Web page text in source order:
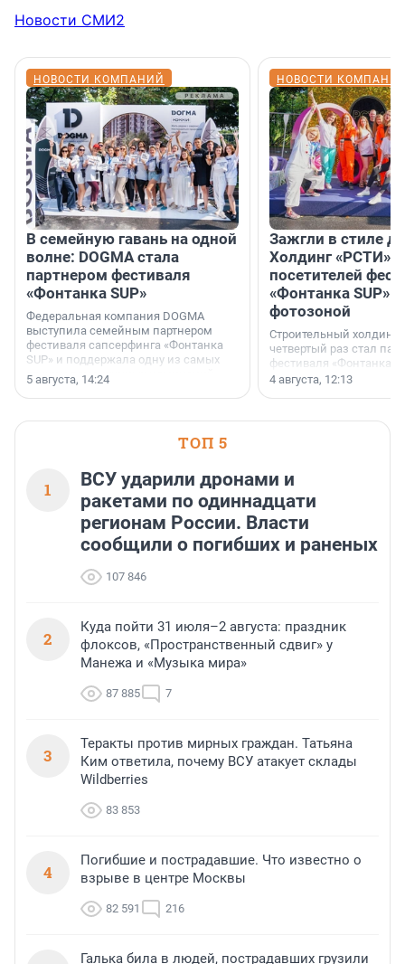
Новости СМИ2
НОВОСТИ КОМПАНИЙ
В семейную гавань на одной
волне: DOGMA стала
партнером фестиваля
«Фонтанка SUP»
Федеральная компания DOGMA
выступила семейным партнером
фестиваля сапсерфинга «Фонтанка
SUP» и поддержала одну из самых
ярких и романтичных номинаций —
«SUP-свадьба».
5 августа, 14:24
НОВОСТИ
Зажгли в стиле
Холдинг «РСТИ»
посетителей
«Фонтанка SUP»
фотозоной
Строительный холдинг
четвертый раз стал
фестиваля «Фонтанка
раз компания
посетителям
необычной фотозоне.
4 августа, 12:13
ТОП 5
1
ВСУ ударили дронами и
ракетами по одиннадцати
регионам России. Власти
сообщили о погибших и раненых
107 846
2
Куда пойти 31 июля–2 августа: праздник
флоксов, «Пространственный сдвиг» у
Манежа и «Музыка мира»
87 885 7
3
Теракты против мирных граждан. Татьяна
Ким ответила, почему ВСУ атакует склады
Wildberries
83 853
4
Погибшие и пострадавшие. Что известно о
взрыве в центре Москвы
82 591 216
Галька била в людей, пострадавших грузили